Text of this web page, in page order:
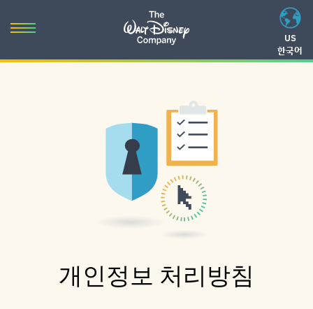
US
한국어
Toggle
개인정보 처리방침